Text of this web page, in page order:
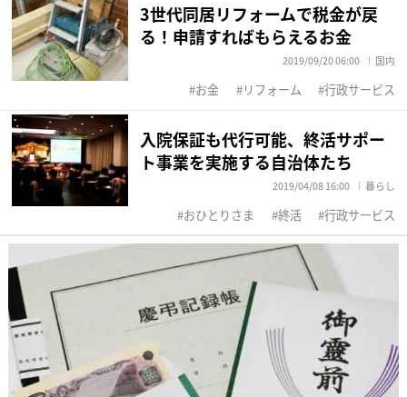
3世代同居リフォームで税金が戻
る！申請すればもらえるお金
2019/09/20 06:00 国内
お金 リフォーム 行政サービス
入院保証も代行可能、終活サポー
ト事業を実施する自治体たち
2019/04/08 16:00 暮らし
おひとりさま 終活 行政サービス